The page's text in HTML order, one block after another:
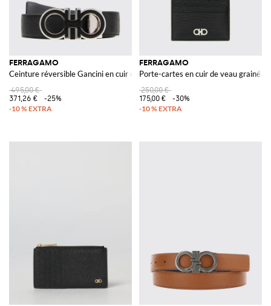
FERRAGAMO
Ceinture réversible Gancini en cuir de veau avec boucle argentée
495,00 €
371,26 €
-25%
FERRAGAMO
Porte-cartes en cuir de veau grainé
250,00 €
175,00 €
-30%